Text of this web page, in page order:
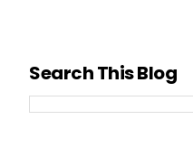
Search This Blog